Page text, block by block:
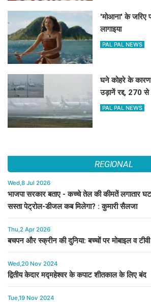
'मोआना' के जरिए
लागाइया
PAL PAL NEWS
घने कोहरे के कारण
उड़ानें रद्द, 270
PAL PAL NEWS
REGIONAL
Wed,8 Jul 2026
भाजपा सरकार बताए - कच्चे तेल की कीमतें लगातार
सस्ता पेट्रोल-डीजल कब मिलेगा? : कुमारी सैलजा
Thu,2 Apr 2026
बचपन और स्क्रीन की दुनिया: बच्चों पर मोबाइल व
Wed,20 Nov 2024
द्वितीय केदार मद्महेश्वर के कपाट शीतकाल के लिए बंद
Tue,19 Nov 2024